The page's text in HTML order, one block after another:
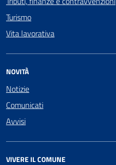
Turismo
Vita lavorativa
NOVITÀ
Notizie
Comunicati
Avvisi
VIVERE IL COMUNE